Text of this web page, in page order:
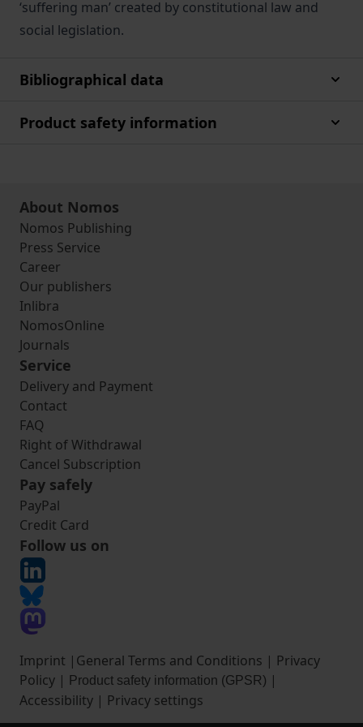
‘suffering man’ created by constitutional law and
social legislation.
Bibliographical data
Product safety information
About Nomos
Nomos Publishing
Press Service
Career
Our publishers
Inlibra
NomosOnline
Journals
Service
Delivery and Payment
Contact
FAQ
Right of Withdrawal
Cancel Subscription
Pay safely
PayPal
Credit Card
Follow us on
Imprint | General Terms and Conditions | Privacy
Policy | Product safety information (GPSR) |
Accessibility | Privacy settings